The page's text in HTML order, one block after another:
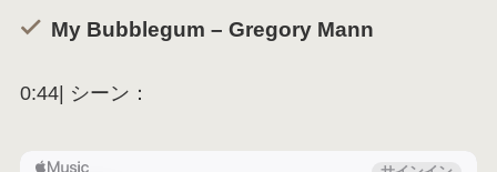
My Bubblegum – Gregory Mann
0:44| シーン：